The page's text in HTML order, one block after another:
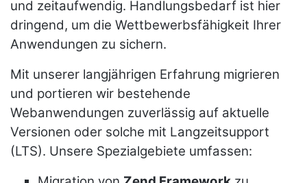
und zeitaufwendig. Handlungsbedarf ist hier
dringend, um die Wettbewerbsfähigkeit Ihrer
Anwendungen zu sichern.
Mit unserer langjährigen Erfahrung migrieren
und portieren wir bestehende
Webanwendungen zuverlässig auf aktuelle
Versionen oder solche mit Langzeitsupport
(LTS). Unsere Spezialgebiete umfassen: